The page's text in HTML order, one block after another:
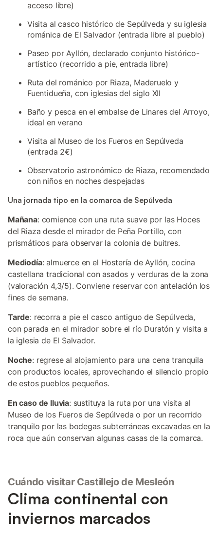
acceso libre)
Visita al casco histórico de Sepúlveda y su iglesia
románica de El Salvador (entrada libre al pueblo)
Paseo por Ayllón, declarado conjunto histórico-
artístico (recorrido a pie, entrada libre)
Ruta del románico por Riaza, Maderuelo y
Fuentidueña, con iglesias del siglo XII
Baño y pesca en el embalse de Linares del Arroyo,
ideal en verano
Visita al Museo de los Fueros en Sepúlveda
(entrada 2€)
Observatorio astronómico de Riaza, recomendado
con niños en noches despejadas
Una jornada tipo en la comarca de Sepúlveda
Mañana: comience con una ruta suave por las Hoces
del Riaza desde el mirador de Peña Portillo, con
prismáticos para observar la colonia de buitres.
Mediodía: almuerce en el Hostería de Ayllón, cocina
castellana tradicional con asados y verduras de la zona
(valoración 4,3/5). Conviene reservar con antelación los
fines de semana.
Tarde: recorra a pie el casco antiguo de Sepúlveda,
con parada en el mirador sobre el río Duratón y visita a
la iglesia de El Salvador.
Noche: regrese al alojamiento para una cena tranquila
con productos locales, aprovechando el silencio propio
de estos pueblos pequeños.
En caso de lluvia: sustituya la ruta por una visita al
Museo de los Fueros de Sepúlveda o por un recorrido
tranquilo por las bodegas subterráneas excavadas en la
roca que aún conservan algunas casas de la comarca.
Cuándo visitar Castillejo de Mesleón
Clima continental con
inviernos marcados